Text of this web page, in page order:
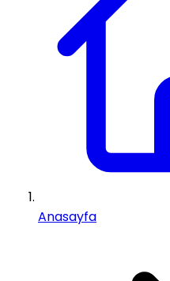
Anasayfa